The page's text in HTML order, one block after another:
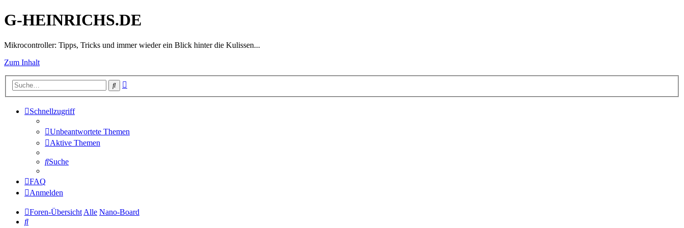
G-HEINRICHS.DE
Mikrocontroller: Tipps, Tricks und immer wieder ein Blick hinter die Kulissen...
Zum Inhalt
Suche
Schnellzugriff
Unbeantwortete Themen
Aktive Themen
Suche
FAQ
Anmelden
Foren-ÜbersichtAlle Nano-Board
Suche